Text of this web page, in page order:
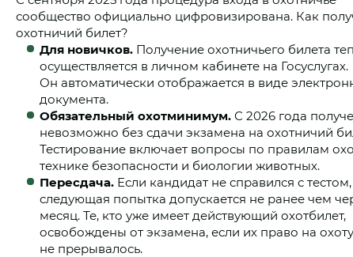
сообщество официально цифровизирована. Как
охотничий билет?
Для новичков. Получение охотничьего билета
осуществляется в личном кабинете на Госуслугах.
Он автоматически отображается в виде
документа.
Обязательный охотминимум. С 2026 года
невозможно без сдачи экзамена на охотничий
Тестирование включает вопросы по правилам
технике безопасности и биологии животных.
Пересдача. Если кандидат не справился с тестом,
следующая попытка допускается не ранее чем
месяц. Те, кто уже имеет действующий охотбилет,
освобождены от экзамена, если их право на охоту
не прерывалось.